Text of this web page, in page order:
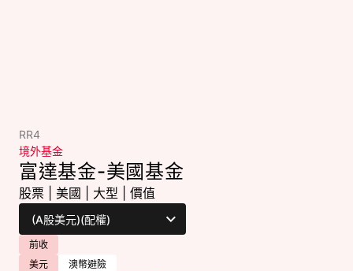
RR4
境外基金
富達基金-美國基金
股票 美國 大型 價值
前收
美元
澳幣避險